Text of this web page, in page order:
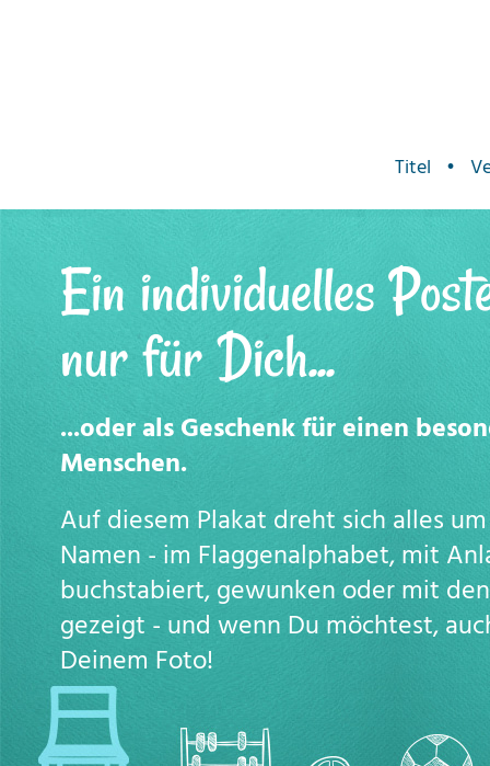
Titel •
Ein individuelles
nur für Dich...
...oder als Geschenk für einen
Menschen.
Auf diesem Plakat dreht sich alles
Namen - im Flaggenalphabet, mit
buchstabiert, gewunken oder mit
gezeigt - und wenn Du möchtest,
Deinem Foto!